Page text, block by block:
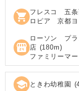
shopping_cart フレスコ 五条
ロピア 京都ヨ
local_convenience_store
ローソン プラ
店 (180m)
ファミリーマ
school ときわ幼稚園 (